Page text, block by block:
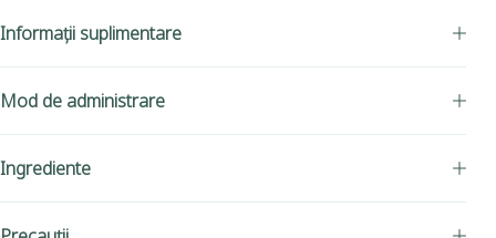
Informații suplimentare
Mod de administrare
Ingrediente